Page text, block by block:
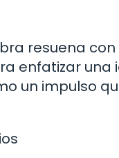
resuena
enfatizar
un impulso